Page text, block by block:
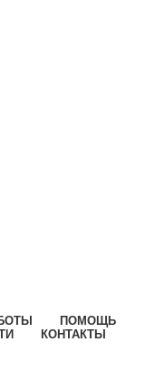
ПОМОЩЬ
КОНТАКТЫ